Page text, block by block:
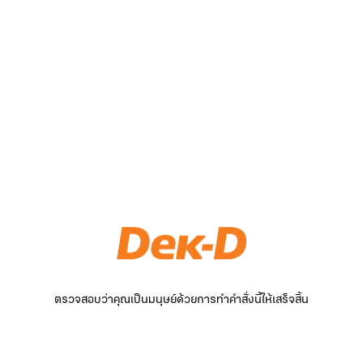
ตรวจสอบว่าคุณเป็นมนุษย์ด้วยการทำคำสั่งนี้ให้เสร็จสิ้น